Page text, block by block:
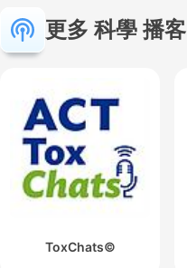
更多 科學 播客
ToxChats©